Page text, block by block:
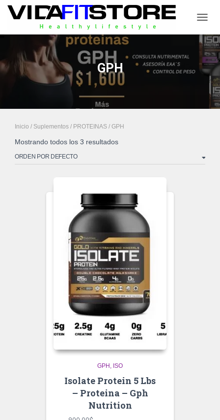
GPH
Inicio / Suplementos / PROTEINAS / GPH
Mostrando todos los 3 resultados
GPH ISO
Isolate Protein 5 Lbs
– Proteina – Gph
Nutrition